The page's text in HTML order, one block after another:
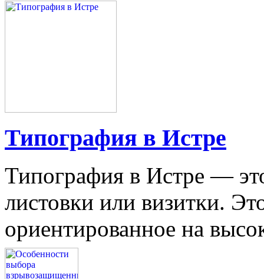
Типография в Истре
Типография в Истре —
листовки или визитки.
ориентированное на